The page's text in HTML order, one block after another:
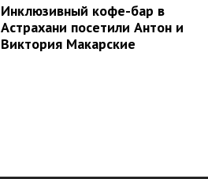
Инклюзивный кофе-бар в
Астрахани посетили Антон и
Виктория Макарские